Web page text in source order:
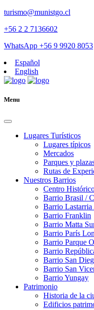
turismo@munistgo.cl
+56 2 2 7136602
WhatsApp +56 9 9920 8053
Español
English
Menu
Lugares Turísticos
Lugares tí­picos
Mercados
Parques y
Rutas de
Nuestros Barrios
Centro
Barrio Brasil /
Barrio Lastarria
Barrio Franklin
Barrio Matta
Barrio Parí­s
Barrio Parque
Barrio
Barrio San
Barrio San
Barrio Yungay
Patrimonio
Historia de la
Edificios